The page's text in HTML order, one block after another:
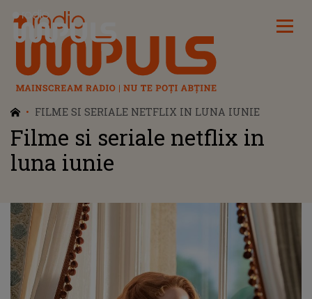
Radio Impuls
FILME SI SERIALE NETFLIX IN LUNA IUNIE
Filme si seriale netflix in
luna iunie